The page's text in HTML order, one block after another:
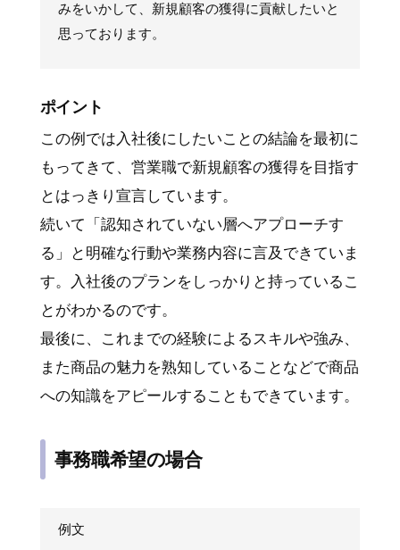
みをいかして、新規顧客の獲得に貢献したいと
思っております。
ポイント
この例では入社後にしたいことの結論を最初に
もってきて、営業職で新規顧客の獲得を目指す
とはっきり宣言しています。
続いて「認知されていない層へアプローチす
る」と明確な行動や業務内容に言及できていま
す。入社後のプランをしっかりと持っているこ
とがわかるのです。
最後に、これまでの経験によるスキルや強み、
また商品の魅力を熟知していることなどで商品
への知識をアピールすることもできています。
事務職希望の場合
例文